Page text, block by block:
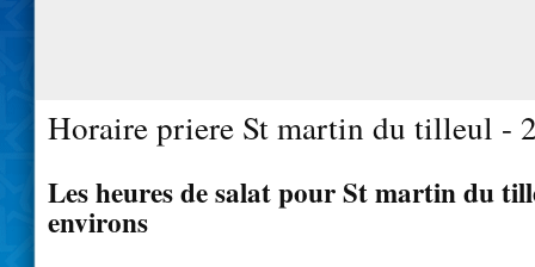
Horaire priere St martin du tilleul -
Les heures de salat pour St martin du
environs